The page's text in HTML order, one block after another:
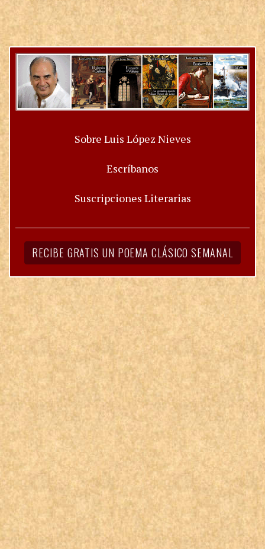
Sobre Luis López Nieves
Escríbanos
Suscripciones Literarias
RECIBE GRATIS UN POEMA CLÁSICO SEMANAL